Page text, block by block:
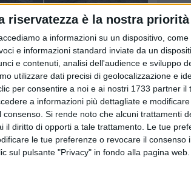
riservatezza è la nostra priorità
a informazioni su un dispositivo, come
e informazioni standard inviate da un
e contenuti, analisi dell'audience e sviluppo
utilizzare dati precisi di geolocalizzazione e
per consentire a noi e ai nostri 1733 partner il
a informazioni più dettagliate e
Si rende noto che alcuni trattamenti
il diritto di opporti a tale trattamento. Le tue
le tue preferenze o revocare il consenso
sul pulsante "Privacy" in fondo alla pagina web.